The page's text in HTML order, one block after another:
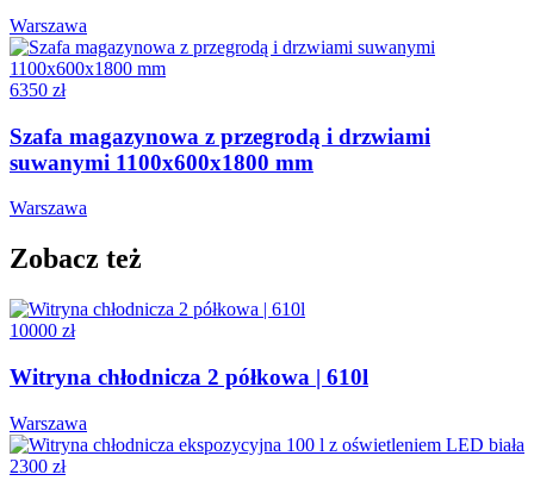
Warszawa
6350 zł
Szafa magazynowa z przegrodą i drzwiami
suwanymi 1100x600x1800 mm
Warszawa
Zobacz też
10000 zł
Witryna chłodnicza 2 półkowa | 610l
Warszawa
2300 zł